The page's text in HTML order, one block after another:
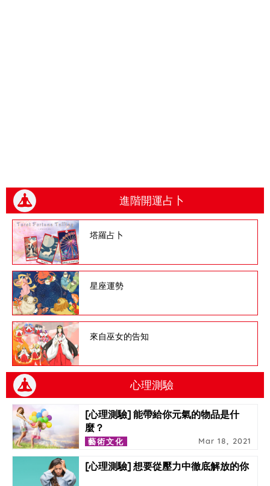
進階開運占卜
塔羅占卜
星座運勢
來自巫女的告知
心理測驗
[心理測驗] 能帶給你元氣的物品是什
麼？
藝術文化 Mar 18, 2021
[心理測驗] 想要從壓力中徹底解放的你